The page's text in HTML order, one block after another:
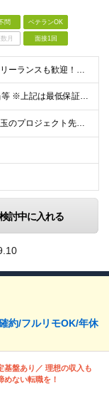
問 ベテランOK
月 面接1回
【学歴不問／ブランク・フリーランスも歓迎！】 ●何かしらの言語での開発経験がある方（担当フェーズ・経験年数不問！） ※外国籍の方は日本語能力試験N1必須 ★こんな方にピッタリです！ ・還元率や評価制
月給35万円以上＋紹介手当等 ※上記は最低保証額。前職給与を保証します ※固定残業代（30時間分／5万8594円以上）含む。超過分は別途全額支給 ※案件単価から「10万円（会社利益）」を引いた額が還元
【東京・神奈川・千葉・埼玉のプロジェクト先】 ※転居を伴う転勤なし。ご希望や居住地を考慮して決定します。 ※リモートワーク導入案件多数（フルリモートもあり）。 ＜本社＞ 東京都品川区東五反田5-22
検討中に入れる
約/フルリモOK/年休
基盤あり／ 理想の収入も
めない転職を！